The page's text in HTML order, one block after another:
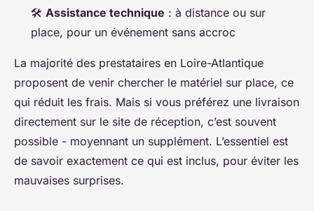
🛠️ Assistance technique : à distance ou sur
place, pour un événement sans accroc
La majorité des prestataires en Loire-Atlantique
proposent de venir chercher le matériel sur place, ce
qui réduit les frais. Mais si vous préférez une livraison
directement sur le site de réception, c’est souvent
possible - moyennant un supplément. L’essentiel est
de savoir exactement ce qui est inclus, pour éviter les
mauvaises surprises.